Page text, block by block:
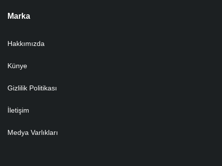
Marka
Hakkımızda
Künye
Gizlilik Politikası
İletişim
Medya Varlıkları